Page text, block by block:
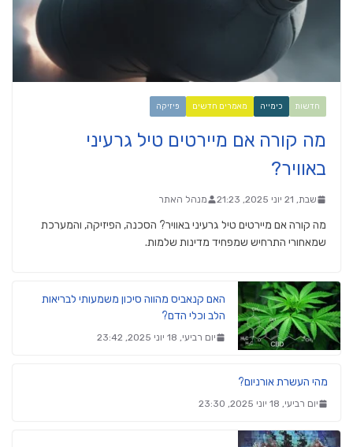
חדשות כימייה מאמרים חדשים פיזיקה
מה קורה אם מיירטים טיל גרעיני
באוויר?
שבת, 21 יוני 2025, 21:23 מנהל האתר
מה קורה אם מיירטים טיל גרעיני באוויר? הסכנה, הפיזיקה, והמערכת
שמאחורי התרחיש שמפחיד מדינות שלמות.
האם קנאביס מהווה סיכון משמעותי לבריאות
הלב וכלי הדם?
יום רביעי, 18 יוני 2025, 23:42
מהי העשרת אורניום?
יום רביעי, 18 יוני 2025, 23:30